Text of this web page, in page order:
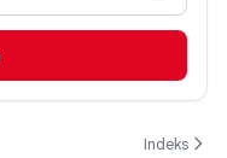
Indeks